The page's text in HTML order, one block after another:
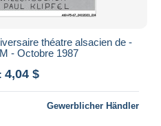
théatre alsacien de -
- Octobre 1987
4,04 $
Gewerblicher Händler